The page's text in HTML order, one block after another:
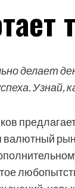
делает
Узнай,
валютный